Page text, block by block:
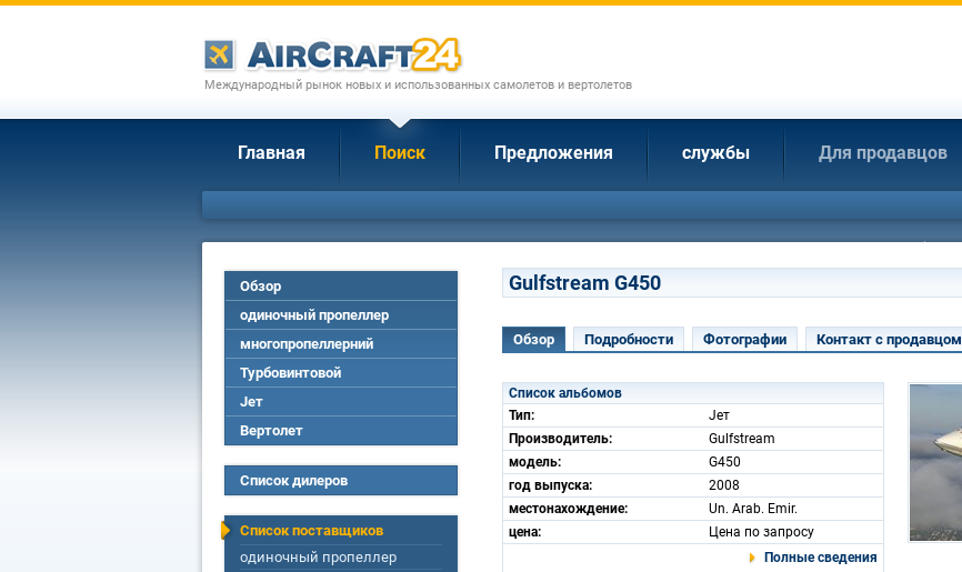
Международный рынок новых и использованных самолетов и вертолетов
Главная Поиск Предложения службы Для продавцов
Обзор
одиночный пропеллер
многопропеллерний
Турбовинтовой
Jет
Вертолет
Список дилеров
Список поставщиков
одиночный пропеллер
Gulfstream G450
Обзор Подробности Фотографии Контакт с продавцом
Список альбомов
Тип:
Jет
Производитель:
Gulfstream
модель:
G450
год выпуска:
2008
местонахождение:
Un. Arab. Emir.
цена:
Цена по запросу
Полные сведения